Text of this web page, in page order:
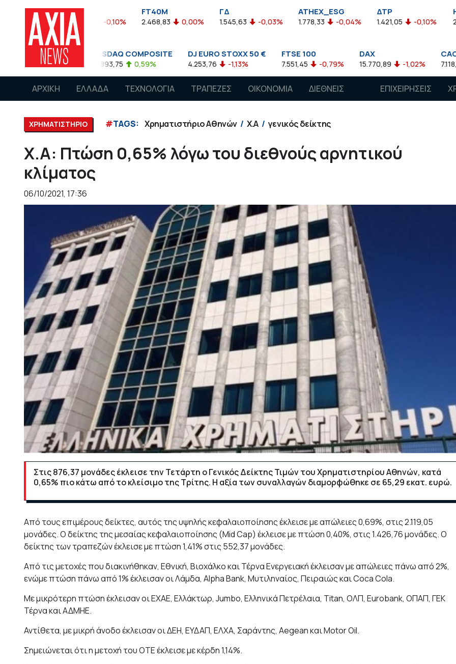
-0,10%
FT40M
2.468,83 0,00%
ΓΔ
1.545,63 -0,03% 1.778,33 -0,04%
ΔΤΡ
1.421,05 -0,10%
HELMSI
2.211,72 0,13%
NASDAQ COMPOSITE
14.893,75
DJ EURO STOXX 50 €
4.253,76
FTSE 100
7.551,45
DAX
15.770,89 -1,02% 7.118,50 -1,15%
ΑΡΧΙΚΗ ΕΛΛΑΔΑ ΤΕΧΝΟΛΟΓΙΑ ΤΡΑΠΕΖΕΣ ΟΙΚΟΝΟΜΙΑ
ΔΙΕΘΝΕΙΣ
ΕΠΙΧΕΙΡΗΣΕΙΣ
ΧΡΗΜΑΤΙΣΤΗΡΙΟ #TAGS: Χρηματιστήριο Αθηνών Χ.Α γενικός δείκτης
Χ.Α: Πτώση 0,65% λόγω του διεθνούς αρνητικού
κλίματος
06/10/2021, 17:36
Στις 876,37 μονάδες έκλεισε την Τετάρτη ο Γενικός Δείκτης Τιμών του Χρηματιστηρίου Αθηνών, κατά
0,65% πιο κάτω από το κλείσιμο της Τρίτης. Η αξία των συναλλαγών διαμορφώθηκε σε 65,29 εκατ. ευρώ.
Από τους επιμέρους δείκτες, αυτός τηςυψηλής κεφαλαιοποίησης έκλεισε με απώλειες 0,69%, στις 2.119,05
μονάδες. Ο δείκτης της μεσαίας κεφαλαιοποίησης (Mid Cap) έκλεισε με πτώση 0,40%, στις 1.426,76 μονάδες. Ο
δείκτης των τραπεζών έκλεισε με πτώση 1,41% στις 552,37 μονάδες.
Από τις μετοχές που διακινήθηκαν, Εθνική, Βιοχάλκο και Τέρνα Ενεργειακή έκλεισαν με απώλειες πάνω από 2%,
ενώμε πτώση πάνω από 1% έκλεισαν οι Λάμδα, Alpha Bank, Μυτιληναίος, Πειραιώς και Coca Cola.
Με μικρότερη πτώση έκλεισαν οι ΕΧΑΕ, Ελλάκτωρ, Jumbo, Ελληνικά Πετρέλαια, Titan, ΟΛΠ, Eurobank, ΟΠΑΠ, ΓΕΚ
Τέρνα και ΑΔΜΗΕ.
Αντίθετα, με μικρή άνοδο έκλεισαν οι ΔΕΗ, ΕΥΔΑΠ, ΕΛΧΑ, Σαράντης, Aegean και Motor Oil.
Σημειώνεται ότι η μετοχή του ΟΤΕ έκλεισε με κέρδη 1,14%.